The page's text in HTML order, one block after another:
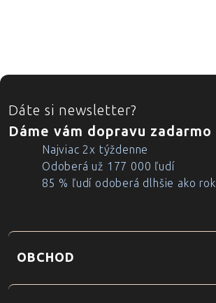
ZÁPÄTIE
Dáte si newsletter?
Dáme vám dopravu zadarmo
Najviac 2x týždenne
Odoberá už 177 000 ľudí
85 % ľudí odoberá dlhšie ako rok
OBCHOD